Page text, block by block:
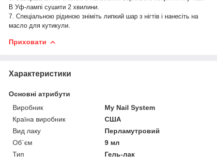
В Уф-лампі сушити 2 хвилини.
7. Спеціальною рідиною зніміть липкий шар з нігтів і нанесіть на
масло для кутикули.
Приховати
Характеристики
Основні атрибути
Виробник
My Nail System
Країна виробник
США
Вид лаку
Перламутровий
Об`єм
9 мл
Тип
Гель-лак